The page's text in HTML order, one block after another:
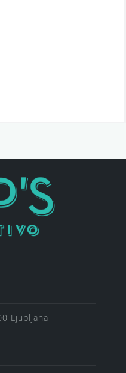
Ljubljana